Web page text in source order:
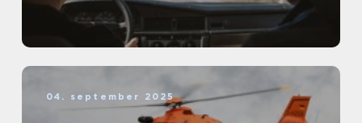
04. september 2025